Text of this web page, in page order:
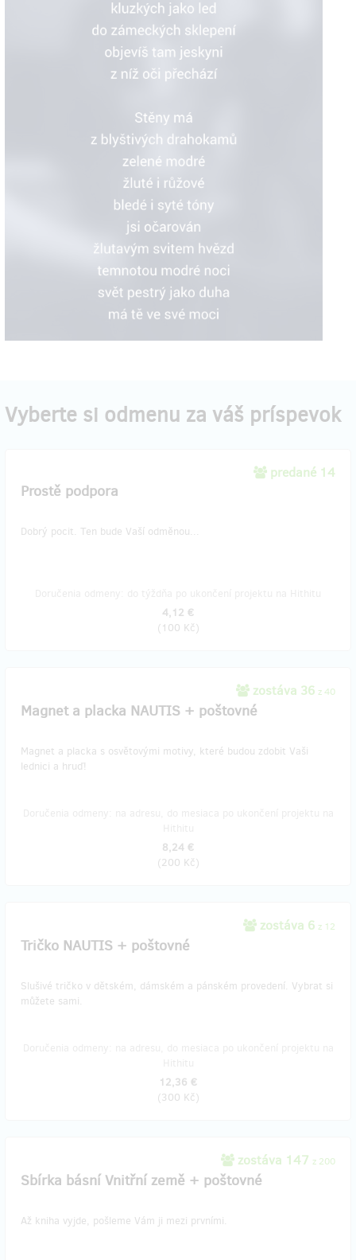
Vyberte si odmenu za váš príspevok
predané 14
Prostě podpora
Dobrý pocit. Ten bude Vaší odměnou...
4,12 €
(100 Kč)
zostáva 36 z 40
Magnet a placka NAUTIS + poštovné
Magnet a placka s osvětovými motivy, které budou zdobit Vaši
lednici a hruď!
8,24 €
(200 Kč)
zostáva 6 z 12
Tričko NAUTIS + poštovné
Slušivé tričko v dětském, dámském a pánském provedení. Vybrat si
můžete sami.
12,36 €
(300 Kč)
zostáva 147 z 200
Sbírka básní Vnitřní země + poštovné
Až kniha vyjde, pošleme Vám ji mezi prvními.